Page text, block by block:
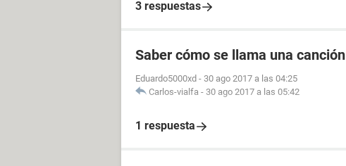
3 respuestas
Saber cómo se llama una canción
Eduardo5000xd - 30 ago 2017 a las 04:25
Carlos-vialfa - 30 ago 2017 a las 05:42
1 respuesta